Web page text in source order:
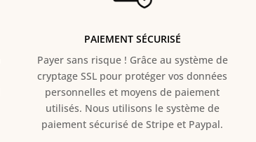
PAIEMENT SÉCURISÉ
Payer sans risque ! Grâce au système de
cryptage SSL pour protéger vos données
personnelles et moyens de paiement
utilisés. Nous utilisons le système de
paiement sécurisé de Stripe et Paypal.